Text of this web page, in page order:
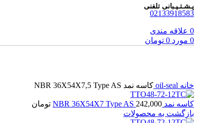
پـشـتـیـبانی تلفنی
02133918583
0 علاقه مندی
0 مورد 0 تومان
خانه oil-seal کاسه نمد NBR 36X54X7,5 Type AS
کاسه نمد NBR 36X54X7 Type AS 242,000
تومان
بازگشت به محصولات